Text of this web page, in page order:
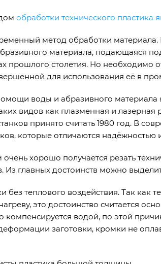
обработки технического пластика
метод обработки
материала, подающаяся
прошлого столетия. Но необходимо
для использования её в
воды и абразивного материала
видов как плазменная и
принято считать 1980 год. В
которые отличаются надёжностью
хорошо получается резать
Из главных достоинств можно
без теплового воздействия. Так как
это достоинство считается
компенсируется водой, по этой
заготовки, кромки не